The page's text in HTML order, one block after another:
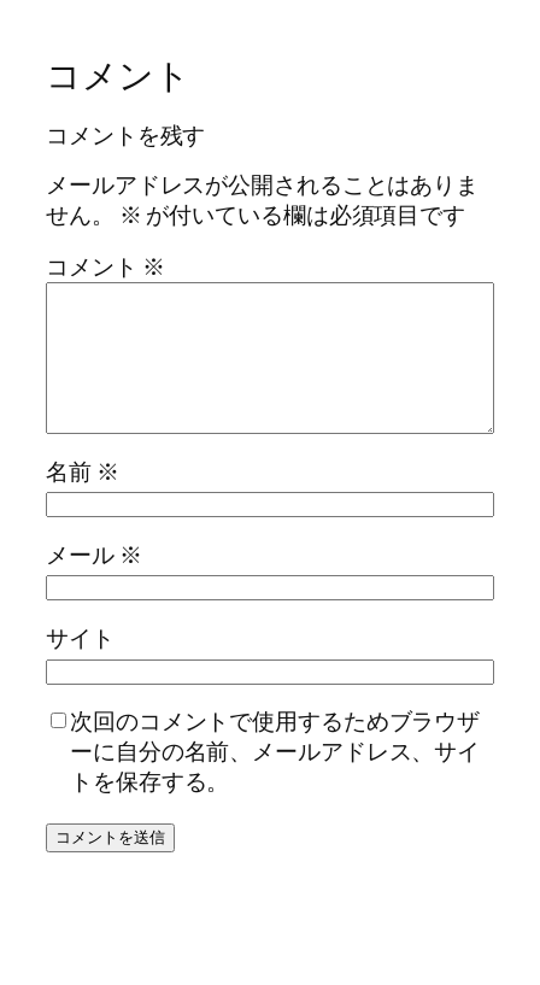
コメント
コメントを残す
メールアドレスが公開されることはありま
せん。
※ が付いている欄は必須項目です
コメント ※
名前 ※
メール ※
サイト
次回のコメントで使用するためブラウザ
ーに自分の名前、メールアドレス、サイ
トを保存する。